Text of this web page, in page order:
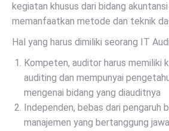
kegiatan khusus dari bidang
memanfaatkan metode dan teknik
Hal yang harus dimiliki seorang IT
Kompeten, auditor harus memiliki
auditing dan mempunyai
mengenai bidang yang diauditnya
Independen, bebas dari pengaruh
manajemen yang bertanggung